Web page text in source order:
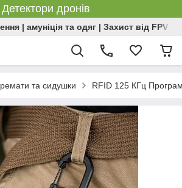
Детектори дронів
| амуніція та одяг | Захист від FPV |
та сидушки RFID 125 КГц